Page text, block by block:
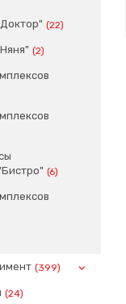
(22)
(2)
(6)
(399)
(24)